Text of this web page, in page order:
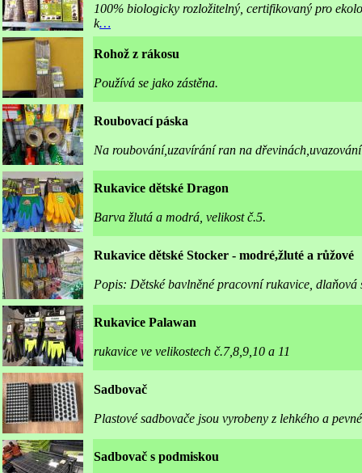
100% biologicky rozložitelný, certifikovaný pro
k…
Rohož z rákosu
Používá se jako zástěna.
Roubovací páska
Na roubování,uzavírání ran na
Rukavice dětské Dragon
Barva žlutá a modrá, velikost č.5.
Rukavice dětské Stocker - modré,žluté a růžové
Popis: Dětské bavlněné pracovní rukavice, dlaňová
Rukavice Palawan
rukavice ve velikostech č.7,8,9,10 a 11
Sadbovač
Plastové sadbovače jsou vyrobeny z lehkého a
Sadbovač s podmiskou